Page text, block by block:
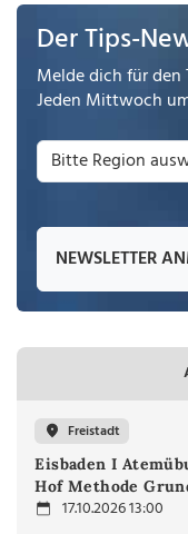
Der Tips-
Melde dich für
Jeden Mittwoch
NEWSLETTER
Freistadt
Eisbaden I
Hof Methode
17.10.2026 13:00